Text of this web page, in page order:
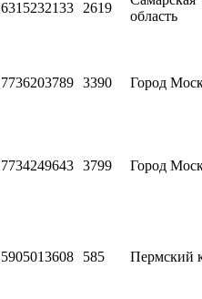
6315232133 2619
область
7736203789 3390 Город
7734249643 3799 Город
5905013608 585 Пермский